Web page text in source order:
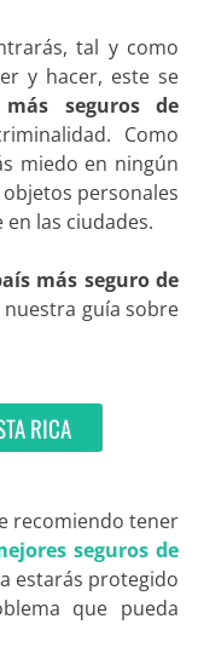
tal y como
y hacer, este se
más seguros de
Como
miedo en ningún
personales
las ciudades.
más seguro de
guía sobre
RICA
recomiendo tener
seguros de
estarás protegido
que pueda